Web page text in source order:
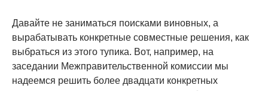
Давайте не заниматься поисками виновных, а
вырабатывать конкретные совместные решения, как
выбраться из этого тупика. Вот, например, на
заседании Межправительственной комиссии мы
надеемся решить более двадцати конкретных